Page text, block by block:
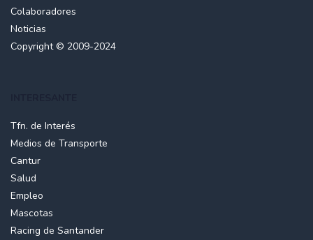
Colaboradores
Noticias
Copyright © 2009-2024
Tfn. de Interés
Medios de Transporte
Cantur
Salud
Empleo
Mascotas
Racing de Santander